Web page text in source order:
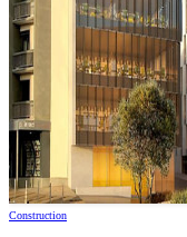
Construction